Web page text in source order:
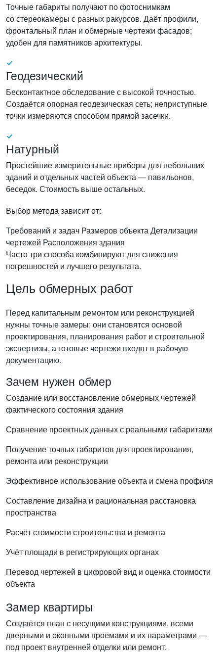
Точные габариты получают по фотоснимкам
со стереокамеры с разных ракурсов. Даёт профили,
фронтальный план и обмерные чертежи фасадов;
удобен для памятников архитектуры.
Геодезический
Бесконтактное обследование с высокой точностью.
Создаётся опорная геодезическая сеть; неприступные
точки измеряются способом прямой засечки.
Натурный
Простейшие измерительные приборы для небольших
зданий и отдельных частей объекта — павильонов,
беседок. Стоимость выше остальных.
Выбор метода зависит от:
Требований и задач Размеров объектаДетализации
чертежей Расположения здания
Часто три способа комбинируют для снижения
погрешностей и лучшего результата.
Цель обмерных работ
Перед капитальным ремонтом или реконструкцией
нужны точные замеры: они становятся основой
проектирования, планирования работ и строительной
экспертизы, а готовые чертежи входят в рабочую
документацию.
Зачем нужен обмер
Создание или восстановление обмерных чертежей
фактического состояния здания
Сравнение проектных данных с реальными габаритами
Получение точных габаритов для проектирования,
ремонта или реконструкции
Эффективное использование объекта и смена профиля
Составление дизайна и рациональная расстановка
пространства
Расчёт стоимости строительства и ремонта
Учёт площади в регистрирующих органах
Перевод чертежей в цифровой вид и оценка стоимости
объекта
Замер квартиры
Создаётся план с несущими конструкциями, всеми
дверными и оконными проёмами и их параметрами —
под проект внутренней отделки или ремонт.